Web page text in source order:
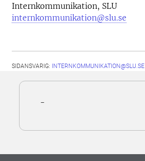
Internkommunikation, SLU
internkommunikation@slu.se
SIDANSVARIG: INTERNKOMMUNIKATION@SLU.SE
-